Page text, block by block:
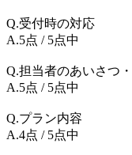
Q.受付時の対応
A.5点 / 5点中
Q.担当者のあいさつ
A.5点 / 5点中
Q.プラン内容
A.4点 / 5点中